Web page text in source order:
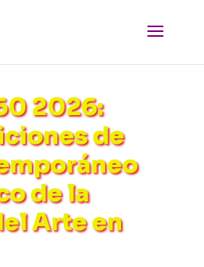
2026:
de
de la
Arte en